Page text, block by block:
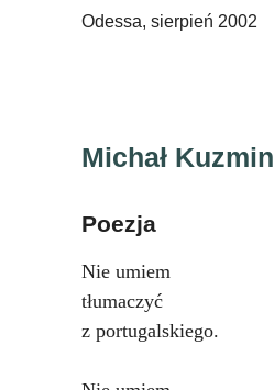
Odessa, sierpień 2002
Michał Kuzmin
Poezja
Nie umiem
tłumaczyć
z portugalskiego.